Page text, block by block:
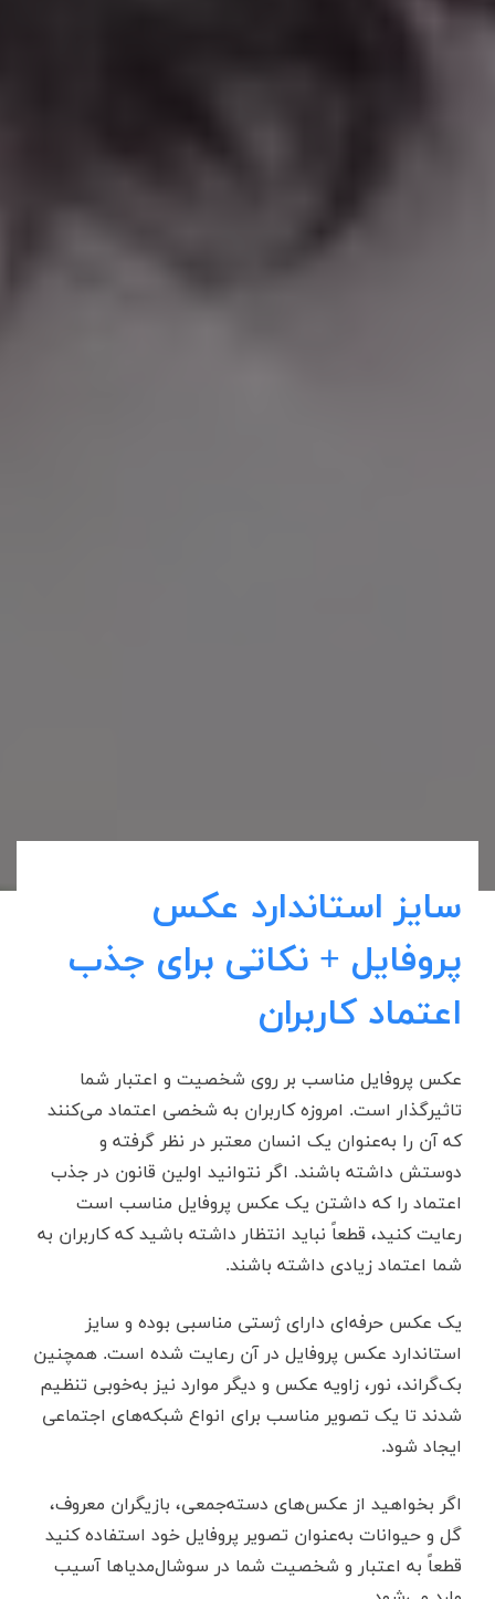
سایز استاندارد عکس
پروفایل + نکاتی برای جذب
اعتماد کاربران
عکس پروفایل مناسب بر روی شخصیت و اعتبار شما
تاثیرگذار است. امروزه کاربران به شخصی اعتماد می‌کنند
که آن را به‌عنوان یک انسان معتبر در نظر گرفته و
دوستش داشته باشند. اگر نتوانید اولین قانون در جذب
اعتماد را که داشتن یک عکس پروفایل مناسب است
رعایت کنید، قطعاً نباید انتظار داشته باشید که کاربران به
شما اعتماد زیادی داشته باشند.
یک عکس حرفه‌ای دارای ژستی مناسبی بوده و سایز
استاندارد عکس پروفایل در آن رعایت شده است. همچنین
بک‌گراند، نور، زاویه عکس و دیگر موارد نیز به‌خوبی تنظیم
شدند تا یک تصویر مناسب برای انواع شبکه‌های اجتماعی
ایجاد شود.
اگر بخواهید از عکس‌های دسته‌جمعی، بازیگران معروف،
گل و حیوانات به‌عنوان تصویر پروفایل خود استفاده کنید
قطعاً به اعتبار و شخصیت شما در سوشال‌مدیاها آسیب